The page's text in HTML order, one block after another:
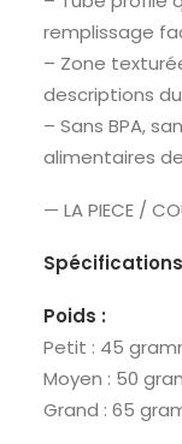
remplissage
– Zone
descriptions
– Sans BPA,
alimentaires
— LA PIECE /
Poids :
Petit : 45
Moyen : 50
Grand : 65